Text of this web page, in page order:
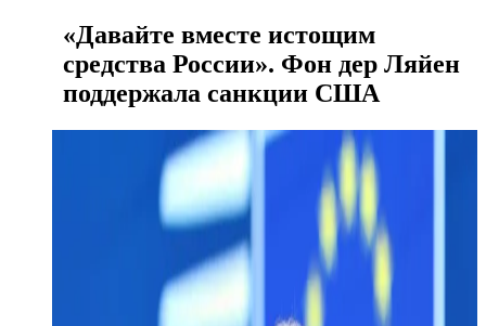
«Давайте вместе истощим
средства России». Фон дер Ляйен
поддержала санкции США